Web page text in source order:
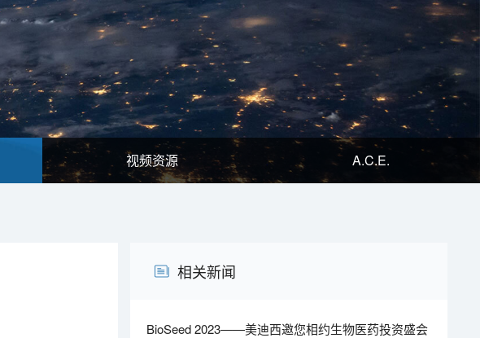
视频资源 A.C.E.
相关新闻
BioSeed 2023——美迪西邀您相约生物医药投资盛会